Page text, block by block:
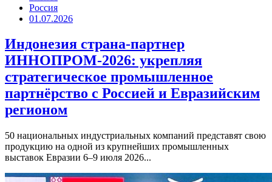
Россия
01.07.2026
Индонезия страна-партнер
ИННОПРОМ-2026: укрепляя
стратегическое промышленное
партнёрство с Россией и Евразийским
регионом
50 национальных индустриальных компаний представят свою
продукцию на одной из крупнейших промышленных
выставок Евразии 6–9 июля 2026...